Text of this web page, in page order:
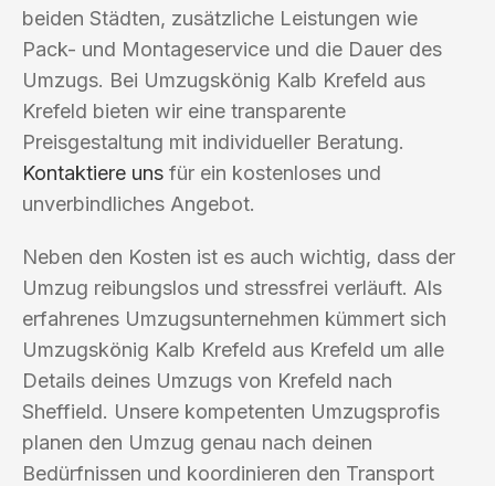
beiden Städten, zusätzliche Leistungen wie
Pack- und Montageservice und die Dauer des
Umzugs. Bei Umzugskönig Kalb Krefeld aus
Krefeld bieten wir eine transparente
Preisgestaltung mit individueller Beratung.
Kontaktiere uns für ein kostenloses und
unverbindliches Angebot.
Neben den Kosten ist es auch wichtig, dass der
Umzug reibungslos und stressfrei verläuft. Als
erfahrenes Umzugsunternehmen kümmert sich
Umzugskönig Kalb Krefeld aus Krefeld um alle
Details deines Umzugs von Krefeld nach
Sheffield. Unsere kompetenten Umzugsprofis
planen den Umzug genau nach deinen
Bedürfnissen und koordinieren den Transport